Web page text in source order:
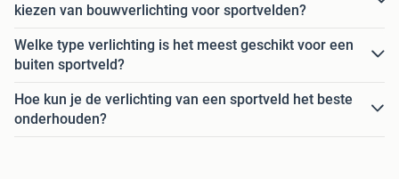
kiezen van bouwverlichting voor sportvelden?
Welke type verlichting is het meest geschikt voor een
buiten sportveld?
Hoe kun je de verlichting van een sportveld het beste
onderhouden?